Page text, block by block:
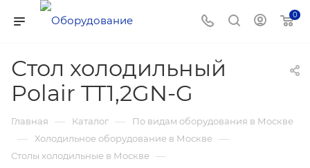
0
Стол холодильный
Polair TT1,2GN-G
Главная — Каталог — По видам оборудования в Москве
— Холодильное оборудование в Москве —
Столы холодильные в Москве —